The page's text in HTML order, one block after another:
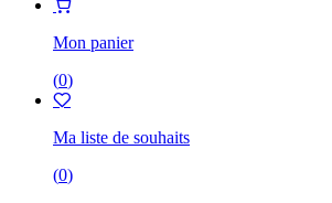
Mon panier
(0)
Ma liste de souhaits
(0)